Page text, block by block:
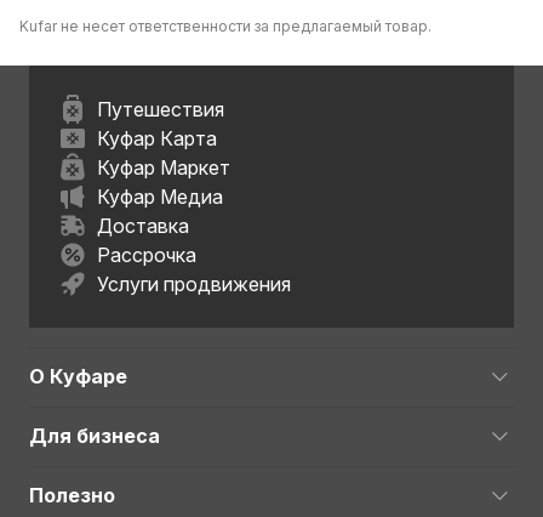
Kufar не несет ответственности за предлагаемый товар.
Путешествия
Куфар Карта
Куфар Маркет
Куфар Медиа
Доставка
Рассрочка
Услуги продвижения
О Куфаре
Для бизнеса
Полезно